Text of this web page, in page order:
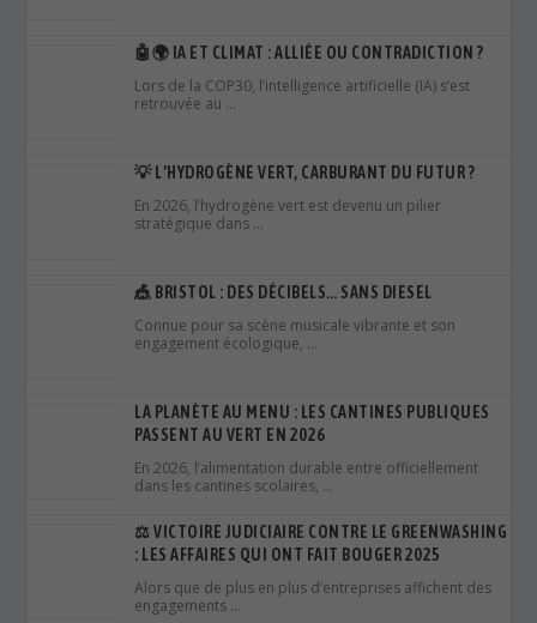
🤖🌍 IA ET CLIMAT : ALLIÉE OU CONTRADICTION ?
Lors de la COP30, l’intelligence artificielle (IA) s’est
retrouvée au …
💡 L’HYDROGÈNE VERT, CARBURANT DU FUTUR ?
En 2026, l’hydrogène vert est devenu un pilier
stratégique dans …
🎪 BRISTOL : DES DÉCIBELS… SANS DIESEL
Connue pour sa scène musicale vibrante et son
engagement écologique, …
LA PLANÈTE AU MENU : LES CANTINES PUBLIQUES
PASSENT AU VERT EN 2026
En 2026, l’alimentation durable entre officiellement
dans les cantines scolaires, …
⚖️ VICTOIRE JUDICIAIRE CONTRE LE GREENWASHING
: LES AFFAIRES QUI ONT FAIT BOUGER 2025
Alors que de plus en plus d’entreprises affichent des
engagements …